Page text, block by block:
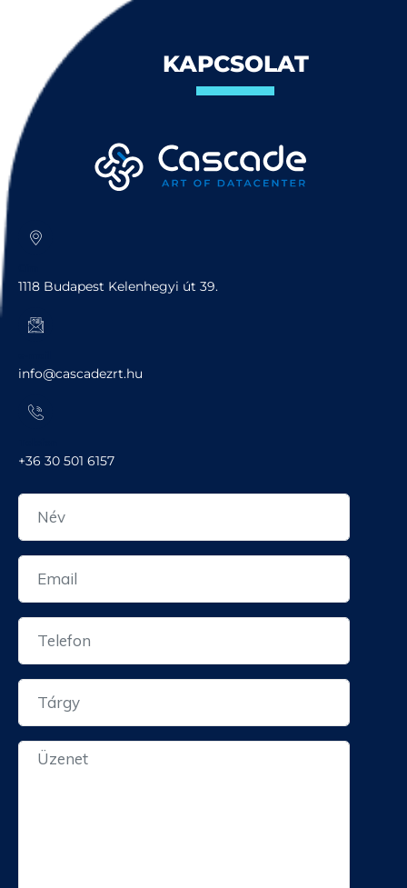
KAPCSOLAT
1118 Budapest Kelenhegyi út 39.
info@cascadezrt.hu
+36 30 501 6157